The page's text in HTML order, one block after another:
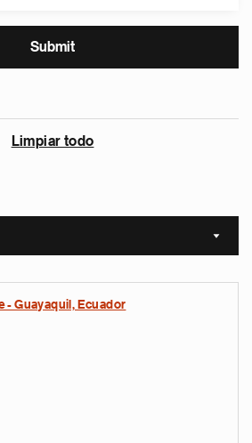
Limpiar todo
Sort
- Guayaquil, Ecuador